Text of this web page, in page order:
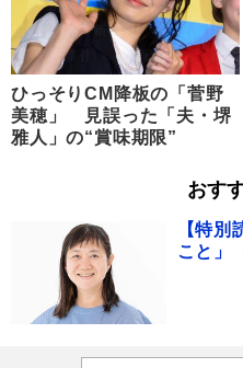
ひっそりCM降板の「菅野
美穂」 見誤った「夫・堺
雅人」の“賞味期限”
おす
【特
こと」